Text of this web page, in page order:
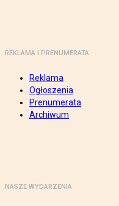
REKLAMA I PRENUMERATA
Reklama
Ogłoszenia
Prenumerata
Archiwum
NASZE WYDARZENIA